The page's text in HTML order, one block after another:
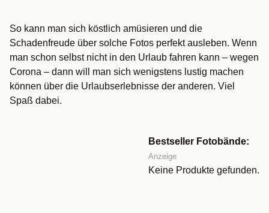
So kann man sich köstlich amüsieren und die
Schadenfreude über solche Fotos perfekt ausleben. Wenn
man schon selbst nicht in den Urlaub fahren kann – wegen
Corona – dann will man sich wenigstens lustig machen
können über die Urlaubserlebnisse der anderen. Viel
Spaß dabei.
Bestseller Fotobände:
Anzeige
Keine Produkte gefunden.